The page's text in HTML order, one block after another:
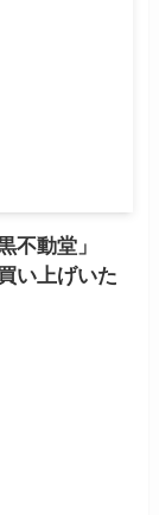
不動堂」
い上げいた